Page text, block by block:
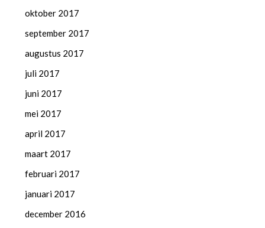
oktober 2017
september 2017
augustus 2017
juli 2017
juni 2017
mei 2017
april 2017
maart 2017
februari 2017
januari 2017
december 2016